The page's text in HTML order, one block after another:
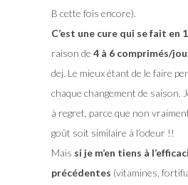
B cette fois encore).
C’est une cure qui se fait en
raison de 4 à 6 comprimés/
dej. Le mieux étant de le faire
chaque changement de saison.
à regret, parce que non
goût soit similaire à l’odeur !!
Mais si je m’en tiens à
précédentes (vitamines,